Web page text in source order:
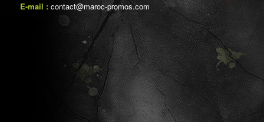
E-mail : contact@maroc-promos.com